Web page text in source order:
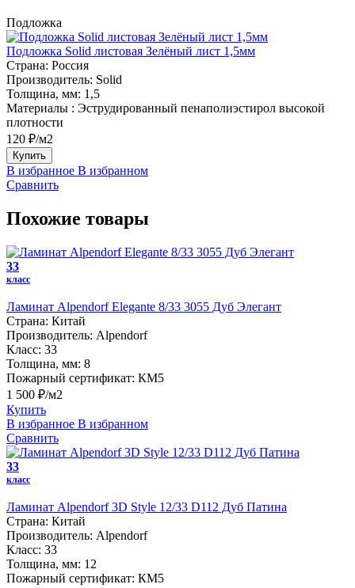
Подложка
Подложка Solid листовая Зелёный лист 1,5мм
Страна: Россия
Производитель: Solid
Толщина, мм: 1,5
Материалы : Эструдированный пенаполиэстирол высокой
плотности
120 ₽/м2
Купить
В избранное В избранном
Сравнить
Похожие товары
33
класс
Ламинат Alpendorf Elegante 8/33 3055 Дуб Элегант
Страна: Китай
Производитель: Alpendorf
Класс: 33
Толщина, мм: 8
Пожарный сертификат: КМ5
1 500 ₽/м2
Купить
В избранное В избранном
Сравнить
33
класс
Ламинат Alpendorf 3D Style 12/33 D112 Дуб Патина
Страна: Китай
Производитель: Alpendorf
Класс: 33
Толщина, мм: 12
Пожарный сертификат: КМ5